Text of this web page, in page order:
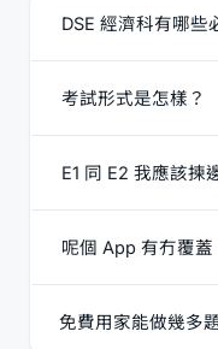
DSE 經濟科有哪些
考試形式是怎樣？
E1 同 E2 我應該揀
呢個 App 有冇覆蓋
免費用家能做幾多